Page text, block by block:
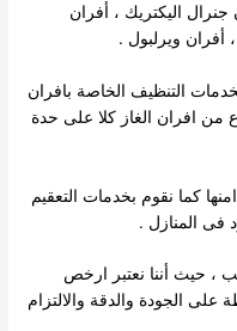
اليكتريك ، أفران
أفران ويرلبول .
التنظيف الخاصة بافران
من افران الغاز كلا على حدة
كما نقوم بخدمات التعقيم
فى المنازل .
، حيث أننا نعتبر ارخص
الجودة والدقة والالتزام